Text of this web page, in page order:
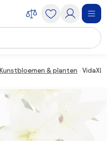
Kunstbloemen & planten VidaXL